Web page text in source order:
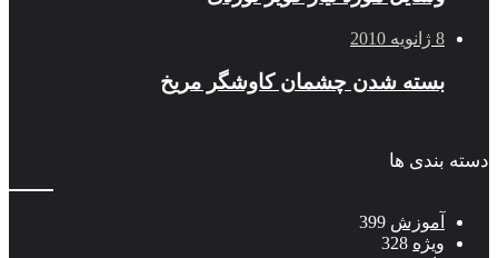
بسته شدن چشمان کاوشگر مريخ
بندی ها
آموزش 399
ویژه
328